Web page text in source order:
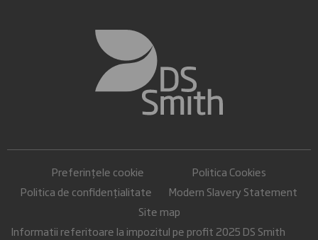
Preferințele cookie
Politica Cookies
Politica de confidențialitate
Modern Slavery Statement
Site map
Informatii referitoare la impozitul pe profit 2025 DS Smith